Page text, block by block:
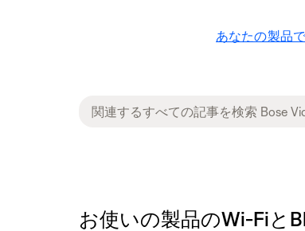
あなたの製品
お使いの製品のWi-Fiと